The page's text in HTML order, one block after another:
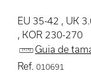
EU 35-42 , UK
, KOR 230-270
Guia de
Ref. 010691